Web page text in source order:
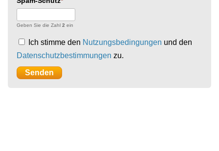
Geben Sie die Zahl 2 ein
Ich stimme den Nutzungsbedingungen und den
Datenschutzbestimmungen zu.